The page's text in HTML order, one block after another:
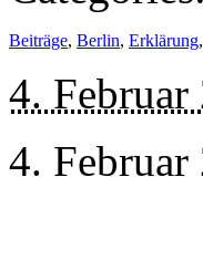
Beiträge, Berlin, Erklärung,
4. Februar
4. Februar